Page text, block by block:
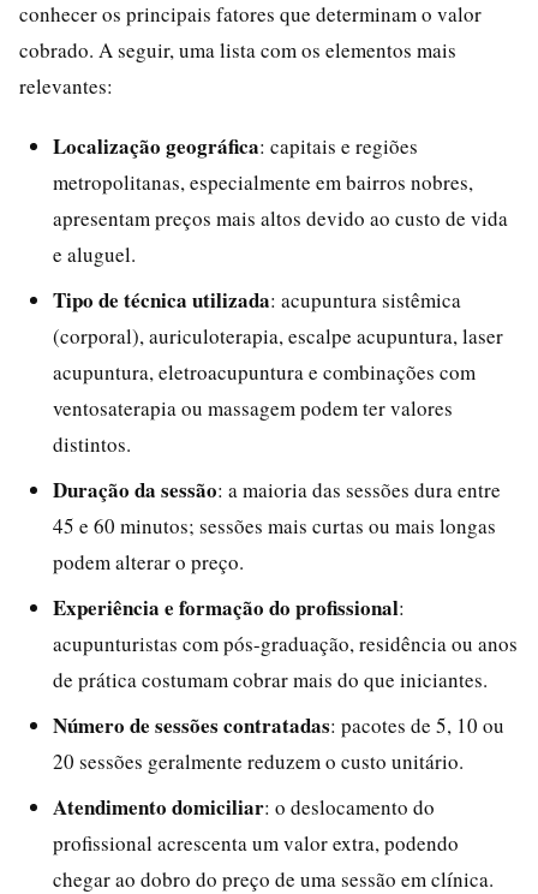
conhecer os principais fatores que determinam o valor
cobrado. A seguir, uma lista com os elementos mais
relevantes:
Localização geográfica: capitais e regiões
metropolitanas, especialmente em bairros nobres,
apresentam preços mais altos devido ao custo de vida
e aluguel.
Tipo de técnica utilizada: acupuntura sistêmica
(corporal), auriculoterapia, escalpe acupuntura, laser
acupuntura, eletroacupuntura e combinações com
ventosaterapia ou massagem podem ter valores
distintos.
Duração da sessão: a maioria das sessões dura entre
45 e 60 minutos; sessões mais curtas ou mais longas
podem alterar o preço.
Experiência e formação do profissional:
acupunturistas com pós-graduação, residência ou anos
de prática costumam cobrar mais do que iniciantes.
Número de sessões contratadas: pacotes de 5, 10 ou
20 sessões geralmente reduzem o custo unitário.
Atendimento domiciliar: o deslocamento do
profissional acrescenta um valor extra, podendo
chegar ao dobro do preço de uma sessão em clínica.